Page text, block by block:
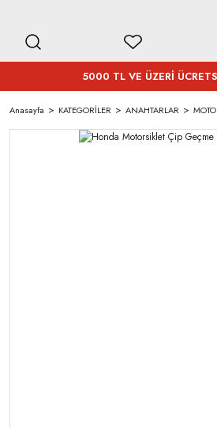
5000 TL VE ÜZERİ
Anasayfa KATEGORİLER ANAHTARLAR